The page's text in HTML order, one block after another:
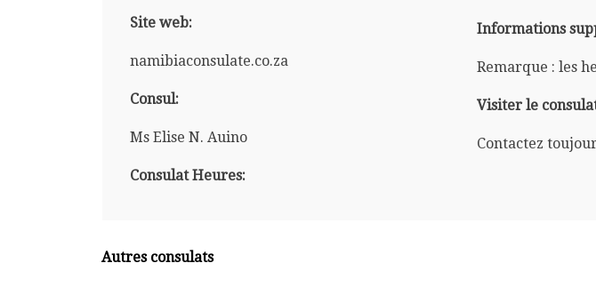
Site web:
namibiaconsulate.co.za
Consul:
Ms Elise N. Auino
Consulat Heures:
Informations
Remarque : les
Visiter le
Contactez
Autres consulats